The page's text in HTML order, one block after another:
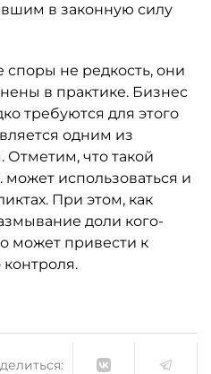
в законную силу
не редкость, они
в практике. Бизнес
требуются для этого
одним из
Отметим, что такой
использоваться и
При этом, как
доли кого-
может привести к
контроля.